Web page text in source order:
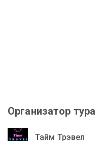
Организатор тура
Тайм Трэвел